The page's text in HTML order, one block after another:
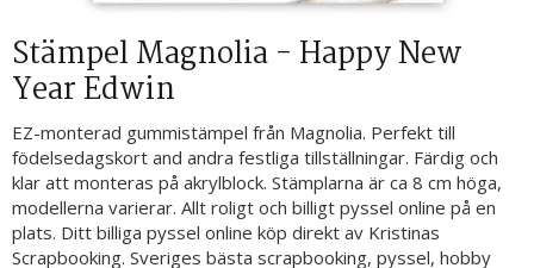
Stämpel Magnolia - Happy New
Year Edwin
EZ-monterad gummistämpel från Magnolia. Perfekt till
födelsedagskort and andra festliga tillställningar. Färdig och
klar att monteras på akrylblock. Stämplarna är ca 8 cm höga,
modellerna varierar. Allt roligt och billigt pyssel online på en
plats. Ditt billiga pyssel online köp direkt av Kristinas
Scrapbooking. Sveriges bästa scrapbooking, pyssel, hobby